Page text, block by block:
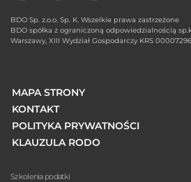
BDO Sp. z.o.o. Sp. K. Wszelkie prawa zastrzeżone
BDO spółka z ograniczoną odpowiedzialnością
Warszawy, XIII Wydział Gospodarczy KRS
MAPA STRONY
KONTAKT
POLITYKA PRYWATNOŚCI
KLAUZULA RODO
Szkolenia podatki